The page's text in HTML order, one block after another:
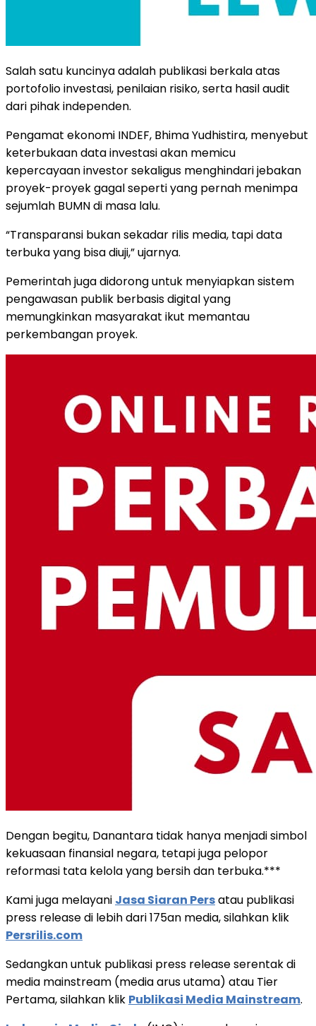
Salah satu kuncinya adalah publikasi berkala atas
portofolio investasi, penilaian risiko, serta hasil audit
dari pihak independen.
Pengamat ekonomi INDEF, Bhima Yudhistira, menyebut
keterbukaan data investasi akan memicu
kepercayaan investor sekaligus menghindari jebakan
proyek-proyek gagal seperti yang pernah menimpa
sejumlah BUMN di masa lalu.
“Transparansi bukan sekadar rilis media, tapi data
terbuka yang bisa diuji,” ujarnya.
Pemerintah juga didorong untuk menyiapkan sistem
pengawasan publik berbasis digital yang
memungkinkan masyarakat ikut memantau
perkembangan proyek.
Dengan begitu, Danantara tidak hanya menjadi simbol
kekuasaan finansial negara, tetapi juga pelopor
reformasi tata kelola yang bersih dan terbuka.***
Kami juga melayani Jasa Siaran Persatau publikasi
press release di lebih dari 175an media, silahkan klik
Persrilis.com
Sedangkan untuk publikasi press release serentak di
media mainstream (media arus utama) atau Tier
Pertama, silahkan klik Publikasi Media Mainstream.